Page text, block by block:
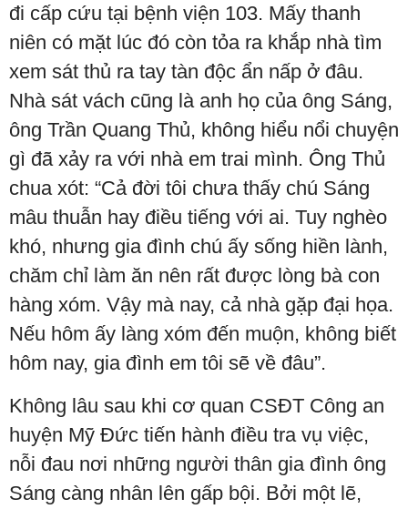
đi cấp cứu tại bệnh viện 103. Mấy thanh
niên có mặt lúc đó còn tỏa ra khắp nhà tìm
xem sát thủ ra tay tàn độc ẩn nấp ở đâu.
Nhà sát vách cũng là anh họ của ông Sáng,
ông Trần Quang Thủ, không hiểu nổi chuyện
gì đã xảy ra với nhà em trai mình. Ông Thủ
chua xót: “Cả đời tôi chưa thấy chú Sáng
mâu thuẫn hay điều tiếng với ai. Tuy nghèo
khó, nhưng gia đình chú ấy sống hiền lành,
chăm chỉ làm ăn nên rất được lòng bà con
hàng xóm. Vậy mà nay, cả nhà gặp đại họa.
Nếu hôm ấy làng xóm đến muộn, không biết
hôm nay, gia đình em tôi sẽ về đâu”.
Không lâu sau khi cơ quan CSĐT Công an
huyện Mỹ Đức tiến hành điều tra vụ việc,
nỗi đau nơi những người thân gia đình ông
Sáng càng nhân lên gấp bội. Bởi một lẽ,